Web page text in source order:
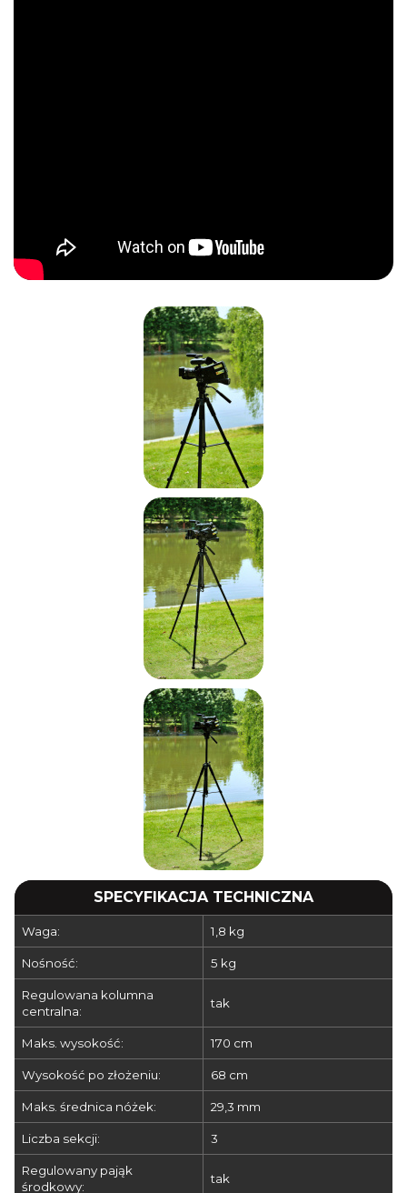
SPECYFIKACJA TECHNICZNA
Waga: 1,8 kg
Nośność: 5 kg
Regulowana kolumna
centralna:
tak
Maks. wysokość: 170 cm
Wysokość po złożeniu: 68 cm
Maks. średnica nóżek: 29,3 mm
Liczba sekcji: 3
Regulowany pająk
środkowy:
tak